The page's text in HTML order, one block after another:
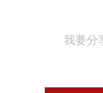
我要分